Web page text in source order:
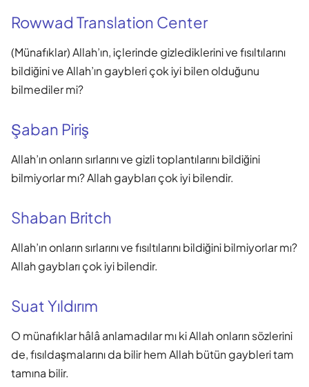
Rowwad Translation Center
(Münafıklar) Allah’ın, içlerinde gizlediklerini ve fısıltılarını
bildiğini ve Allah’ın gaybleri çok iyi bilen olduğunu
bilmediler mi?
Şaban Piriş
Allah’ın onların sırlarını ve gizli toplantılarını bildiğini
bilmiyorlar mı? Allah gaybları çok iyi bilendir.
Shaban Britch
Allah’ın onların sırlarını ve fısıltılarını bildiğini bilmiyorlar mı?
Allah gaybları çok iyi bilendir.
Suat Yıldırım
O münafıklar hâlâ anlamadılar mı ki Allah onların sözlerini
de, fısıldaşmalarını da bilir hem Allah bütün gaybleri tam
tamına bilir.